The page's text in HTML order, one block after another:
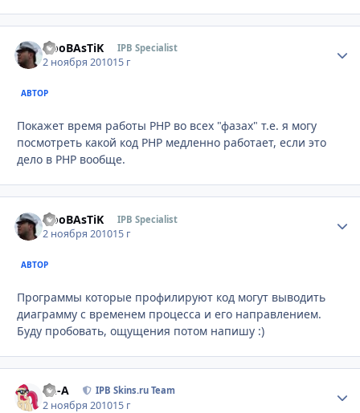
NooBAsTiK IPB Specialist
2 ноября 201015 г
АВТОР
Покажет время работы PHP во всех "фазах" т.е. я могу
посмотреть какой код PHP медленно работает, если это
дело в PHP вообще.
NooBAsTiK IPB Specialist
2 ноября 201015 г
АВТОР
Программы которые профилируют код могут выводить
диаграмму с временем процесса и его направлением.
Буду пробовать, ощущения потом напишу :)
Ph-A IPB Skins.ru Team
2 ноября 201015 г